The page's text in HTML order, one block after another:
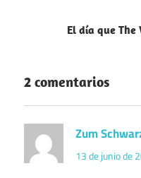
El día que The
2 comentarios
Zum
13 de junio de